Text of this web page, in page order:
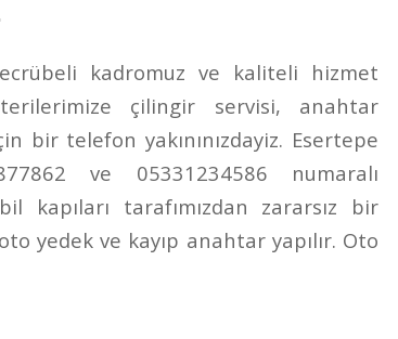
kadromuz ve kaliteli hizmet
çilingir servisi, anahtar
bir telefon yakınınızdayiz. Esertepe
ve 05331234586 numaralı
kapıları tarafımızdan zararsız bir
yedek ve kayıp anahtar yapılır. Oto